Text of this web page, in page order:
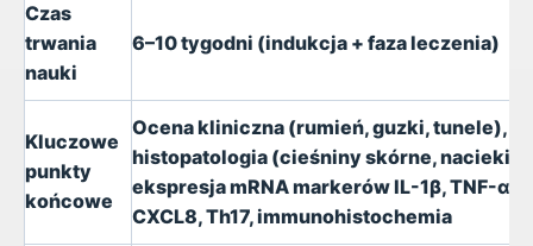
Czas
trwania
nauki
6–10 tygodni (indukcja + faza leczenia)
Kluczowe
punkty
końcowe
Ocena kliniczna (rumień, guzki, tunele),
histopatologia (cieśniny skórne, nacieki
ekspresja mRNA markerów IL-1β, TNF-α,
CXCL8, Th17, immunohistochemia